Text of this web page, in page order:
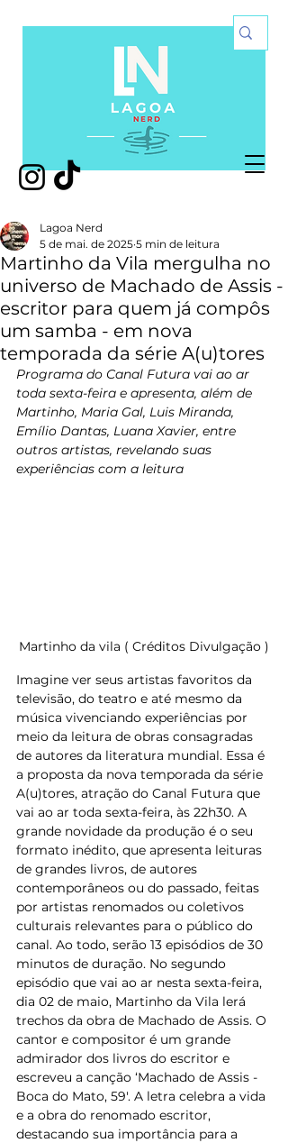
Martinho da Vila mergulha no
universo de Machado de Assis -
escritor para quem já compôs
um samba - em nova
temporada da série A(u)tores
Lagoa Nerd
5 de mai. de 2025 5 min de leitura
Programa do Canal Futura vai ao ar
toda sexta-feira e apresenta, além de
Martinho, Maria Gal, Luis Miranda,
Emílio Dantas, Luana Xavier, entre
outros artistas, revelando suas
experiências com a leitura
Martinho da vila ( Créditos Divulgação )
Imagine ver seus artistas favoritos da
televisão, do teatro e até mesmo da
música vivenciando experiências por
meio da leitura de obras consagradas
de autores da literatura mundial. Essa é
a proposta da nova temporada da série
A(u)tores, atração do Canal Futura que
vai ao ar toda sexta-feira, às 22h30. A
grande novidade da produção é o seu
formato inédito, que apresenta leituras
de grandes livros, de autores
contemporâneos ou do passado, feitas
por artistas renomados ou coletivos
culturais relevantes para o público do
canal. Ao todo, serão 13 episódios de 30
minutos de duração. No segundo
episódio que vai ao ar nesta sexta-feira,
dia 02 de maio, Martinho da Vila lerá
trechos da obra de Machado de Assis. O
cantor e compositor é um grande
admirador dos livros do escritor e
escreveu a canção ‘Machado de Assis -
Boca do Mato, 59'. A letra celebra a vida
e a obra do renomado escritor,
destacando sua importância para a